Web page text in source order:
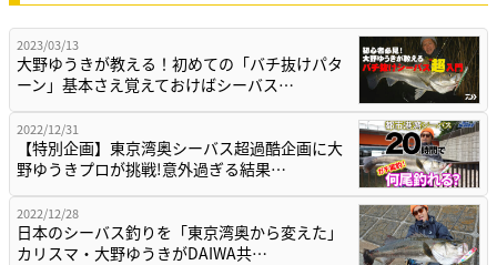
2023/03/13
大野ゆうきが教える！初めての「バチ抜けパタ
ーン」基本さえ覚えておけばシーバス…
2022/12/31
【特別企画】東京湾奥シーバス超過酷企画に大
野ゆうきプロが挑戦!意外過ぎる結果…
2022/12/28
日本のシーバス釣りを「東京湾奥から変えた」
カリスマ・大野ゆうきがDAIWA共…